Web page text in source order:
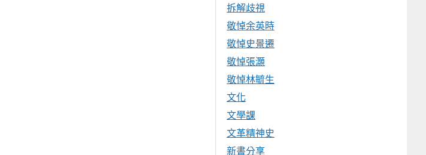
拆解歧視
敬悼余英時
敬悼史景遷
敬悼張灝
敬悼林毓生
文化
文學課
文革精神史
新書分享